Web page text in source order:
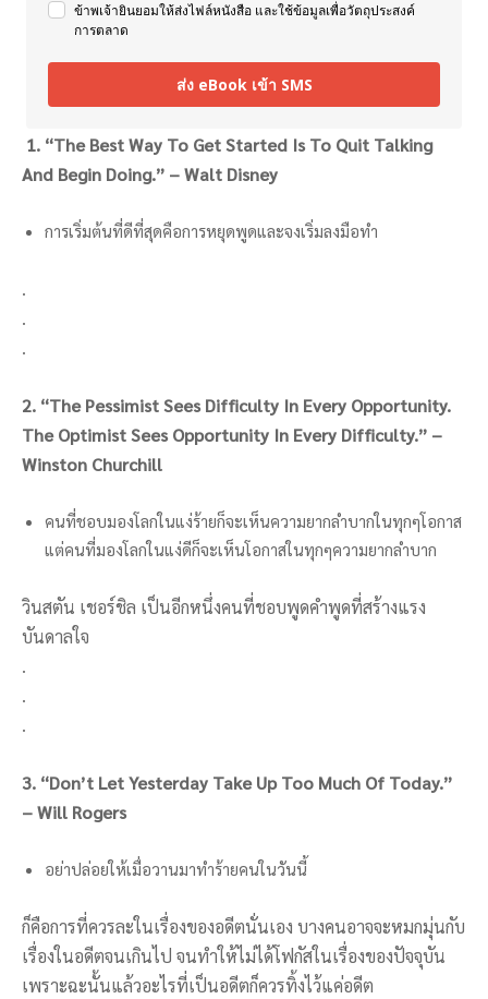
ข้าพเจ้ายินยอมให้ส่งไฟล์หนังสือ และใช้ข้อมูลเพื่อวัตถุประสงค์
การตลาด
ส่ง eBook เข้า SMS
1. “The Best Way To Get Started Is To Quit Talking
And Begin Doing.” – Walt Disney
การเริ่มต้นที่ดีที่สุดคือการหยุดพูดและจงเริ่มลงมือทำ
.
.
.
2. “The Pessimist Sees Difficulty In Every Opportunity.
The Optimist Sees Opportunity In Every Difficulty.” –
Winston Churchill
คนที่ชอบมองโลกในแง่ร้ายก็จะเห็นความยากลำบากในทุกๆโอกาส
แต่คนที่มองโลกในแง่ดีก็จะเห็นโอกาสในทุกๆความยากลำบาก
วินสตัน เชอร์ชิล เป็นอีกหนึ่งคนที่ชอบพูดคำพูดที่สร้างแรง
บันดาลใจ
.
.
.
3. “Don’t Let Yesterday Take Up Too Much Of Today.”
– Will Rogers
อย่าปล่อยให้เมื่อวานมาทำร้ายคนในวันนี้
ก็คือการที่ควรละในเรื่องของอดีตนั่นเอง บางคนอาจจะหมกมุ่นกับ
เรื่องในอดีตจนเกินไป จนทำให้ไม่ได้โฟกัสในเรื่องของปัจจุบัน
เพราะฉะนั้นแล้วอะไรที่เป็นอดีตก็ควรทิ้งไว้แค่อดีต